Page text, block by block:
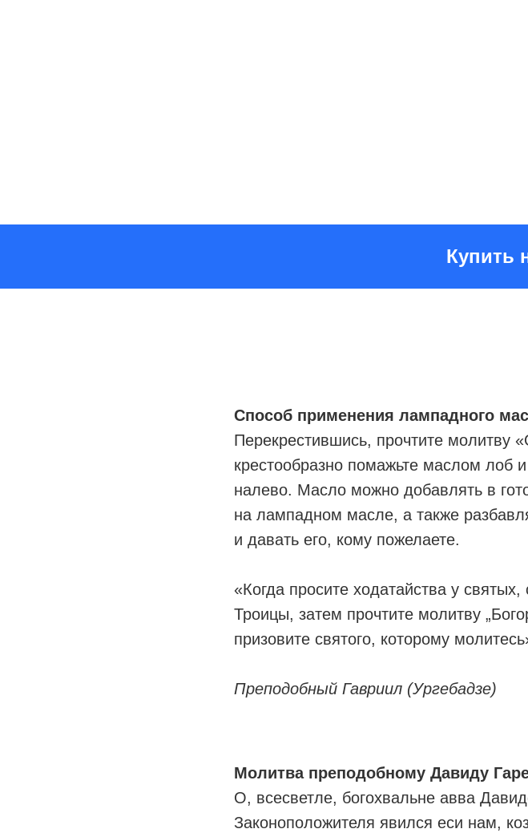
Купить
Способ применения лампадного
Перекрестившись, прочтите
крестообразно помажьте маслом лоб
налево. Масло можно добавлять в
на лампадном масле, а также
и давать его, кому пожелаете.
«Когда просите ходатайства у
Троицы, затем прочтите молитву
призовите святого, которому
Преподобный Гавриил (Ургебадзе)
Молитва преподобному Давиду
О, всесветле, богохвальне авва
Законоположителя явился еси нам,